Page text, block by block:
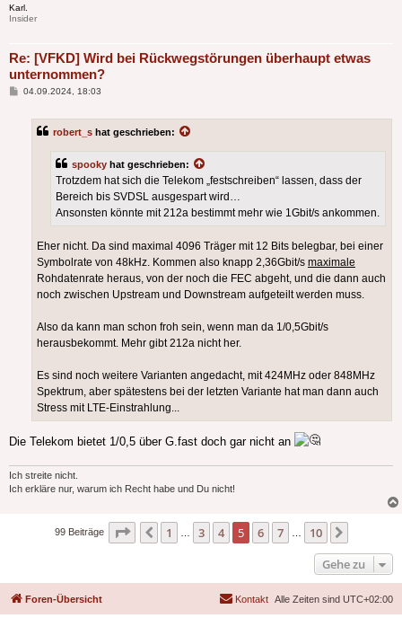
Karl.
Insider
Re: [VFKD] Wird bei Rückwegstörungen überhaupt etwas
unternommen?
Beitrag
04.09.2024, 18:03
robert_s hat geschrieben:
spooky hat geschrieben:
Trotzdem hat sich die Telekom „festschreiben“ lassen, dass der
Bereich bis SVDSL ausgespart wird…
Ansonsten könnte mit 212a bestimmt mehr wie 1Gbit/s ankommen.
Eher nicht. Da sind maximal 4096 Träger mit 12 Bits belegbar, bei einer
Symbolrate von 48kHz. Kommen also knapp 2,36Gbit/s maximale
Rohdatenrate heraus, von der noch die FEC abgeht, und die dann auch
noch zwischen Upstream und Downstream aufgeteilt werden muss.
Also da kann man schon froh sein, wenn man da 1/0,5Gbit/s
herausbekommt. Mehr gibt 212a nicht her.
Es sind noch weitere Varianten angedacht, mit 424MHz oder 848MHz
Spektrum, aber spätestens bei der letzten Variante hat man dann auch
Stress mit LTE-Einstrahlung...
Die Telekom bietet 1/0,5 über G.fast doch gar nicht an
Ich streite nicht.
Ich erkläre nur, warum ich Recht habe und Du nicht!
99 Beiträge Seite von 10
Vorherige
1 3 4 5 6 7 10
Gehe zu
Foren-Übersicht Alle Zeiten sind UTC+02:00
Kontakt